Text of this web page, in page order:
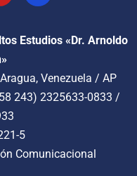
Estudios «Dr. Arnoldo
Venezuela / AP
243) 2325633-0833 /
5
Comunicacional